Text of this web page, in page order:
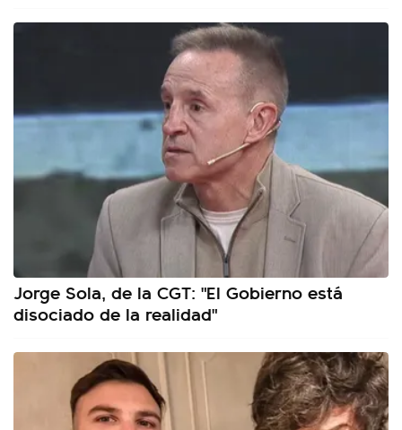
Jorge Sola, de la CGT: "El Gobierno está
disociado de la realidad"